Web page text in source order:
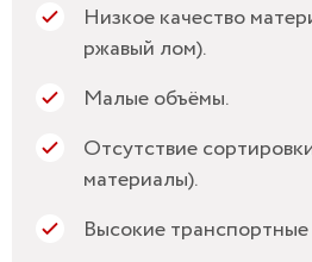
Низкое качество
ржавый лом).
Малые объёмы.
Отсутствие
материалы).
Высокие